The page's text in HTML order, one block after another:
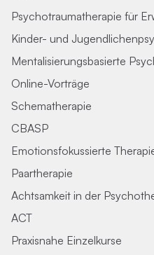
Psychotraumatherapie für
Kinder- und
Mentalisierungsbasierte
Online-Vorträge
Schematherapie
CBASP
Emotionsfokussierte
Paartherapie
Achtsamkeit in der
ACT
Praxisnahe Einzelkurse